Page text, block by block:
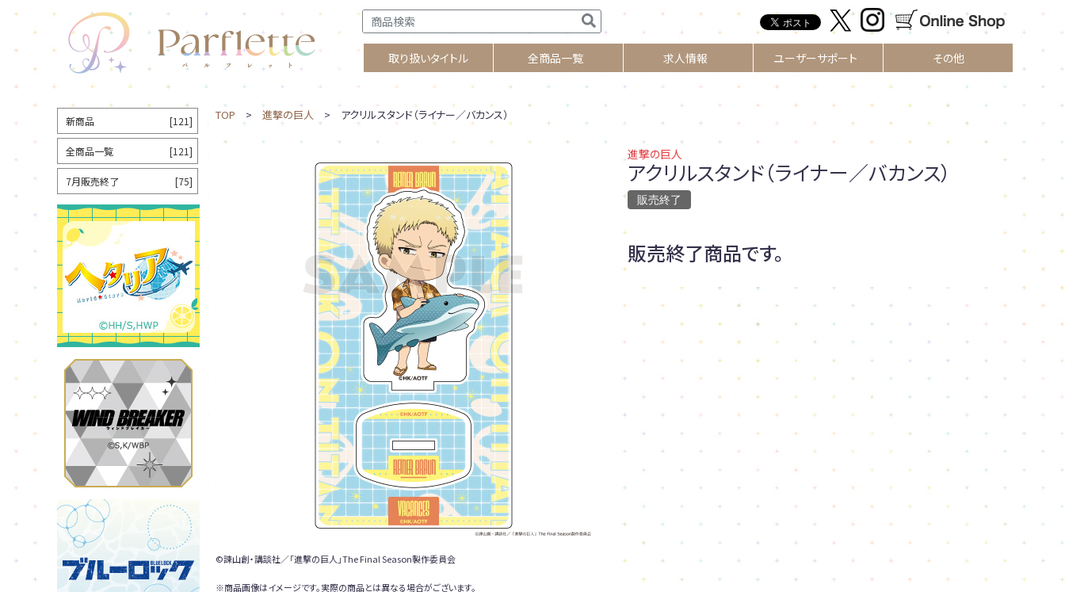
取り扱いタイトル 全商品一覧 求人情報 ユーザーサポート その他
TOP > 進撃の巨人 > アクリルスタンド（ライナー／バカンス）
©諫山創・講談社／「進撃の巨人」The Final Season製作委員会
※商品画像はイメージです。実際の商品とは異なる場合がございます。
進撃の巨人
アクリルスタンド（ライナー／バカンス）
販売終了
販売終了商品です。
新商品 [121]
全商品一覧 [121]
7月販売終了 [75]